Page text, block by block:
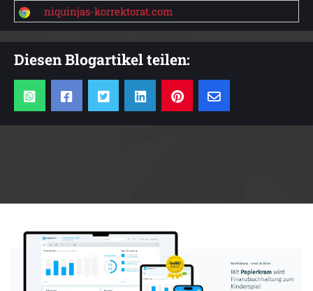
niquinjas-korrektorat.com
Diesen Blogartikel teilen: